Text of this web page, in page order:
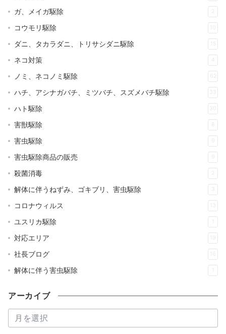
ガ、メイガ駆除 2
コウモリ駆除 10
ダニ、タカラダニ、トリサシダニ駆除 15
ネコ対策 4
ノミ、ネコノミ駆除 62
ハチ、アシナガバチ、ミツバチ、スズメバチ駆除 33
ハト駆除 30
害獣駆除 8
害虫駆除 9
害虫駆除商品の販売 9
殺菌消毒 2
解体に伴うねずみ、ゴキブリ、害虫駆除 3
コロナウィルス 13
ユスリカ駆除
対応エリア 19
社長ブログ 16
解体に伴う害虫駆除
アーカイブ
ー